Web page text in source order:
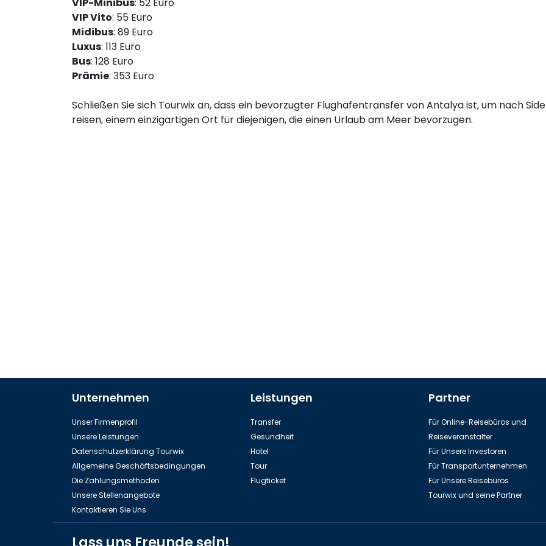
VIP Vito: 55 Euro
Midibus: 89 Euro
Luxus: 113 Euro
Bus: 128 Euro
Prämie: 353 Euro
Schließen Sie sich Tourwix an, dass ein bevorzugter Flughafentransfer von Antalya ist, um nach
reisen, einem einzigartigen Ort für diejenigen, die einen Urlaub am Meer bevorzugen.
Unternehmen
Unser Firmenprofil
Unsere Leistungen
Datenschutzerklärung Tourwix
Allgemeine Geschäftsbedingungen
Die Zahlungsmethoden
Unsere Stellenangebote
Kontaktieren Sie Uns
Leistungen
Transfer
Gesundheit
Hotel
Tour
Flugticket
Partner
Für Online-Reisebüros und
Reiseveranstalter
Für Unsere Investoren
Für Transportunternehmen
Für Unsere Reisebüros
Tourwix und seine Partner